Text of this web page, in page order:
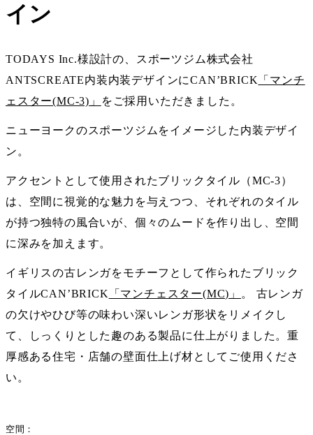
イン
TODAYS Inc.様設計の、スポーツジム株式会社
ANTSCREATE内装内装デザインにCAN’BRICK 「マンチ
ェスター(MC-3)」
をご採用いただきました。
ニューヨークのスポーツジムをイメージした内装デザイ
ン。
アクセントとして使用されたブリックタイル（MC-3）
は、空間に視覚的な魅力を与えつつ、それぞれのタイル
が持つ独特の風合いが、個々のムードを作り出し、空間
に深みを加えます。
イギリスの古レンガをモチーフとして作られたブリック
タイルCAN’BRICK 「マンチェスター(MC)」
。 古レンガ
の欠けやひび等の味わい深いレンガ形状をリメイクし
て、しっくりとした趣のある製品に仕上がりました。重
厚感ある住宅・店舗の壁面仕上げ材としてご使用くださ
い。
空間